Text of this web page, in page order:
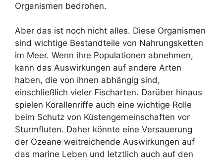
Organismen bedrohen.
Aber das ist noch nicht alles. Diese Organismen
sind wichtige Bestandteile von Nahrungsketten
im Meer. Wenn ihre Populationen abnehmen,
kann das Auswirkungen auf andere Arten
haben, die von ihnen abhängig sind,
einschließlich vieler Fischarten. Darüber hinaus
spielen Korallenriffe auch eine wichtige Rolle
beim Schutz von Küstengemeinschaften vor
Sturmfluten. Daher könnte eine Versauerung
der Ozeane weitreichende Auswirkungen auf
das marine Leben und letztlich auch auf den